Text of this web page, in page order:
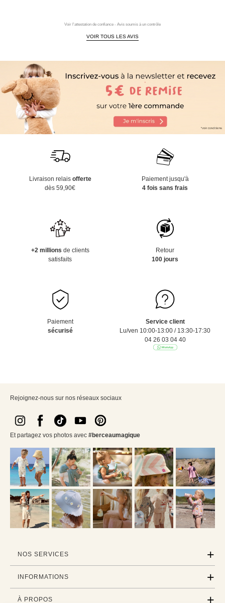
Voir l'attestation de confiance - Avis soumis à un contrôle
VOIR TOUS LES AVIS
Livraison relais offerte
dès 59,90€
Paiement jusqu'à
4 fois sans frais
+2 millions de clients
satisfaits
Retour
100 jours
Paiement
sécurisé
Service client
Lu/ven 10:00-13:00 / 13:30-17:30
04 26 03 04 40
Rejoignez-nous sur nos réseaux sociaux
Et partagez vos photos avec #berceaumagique
NOS SERVICES
INFORMATIONS
À PROPOS